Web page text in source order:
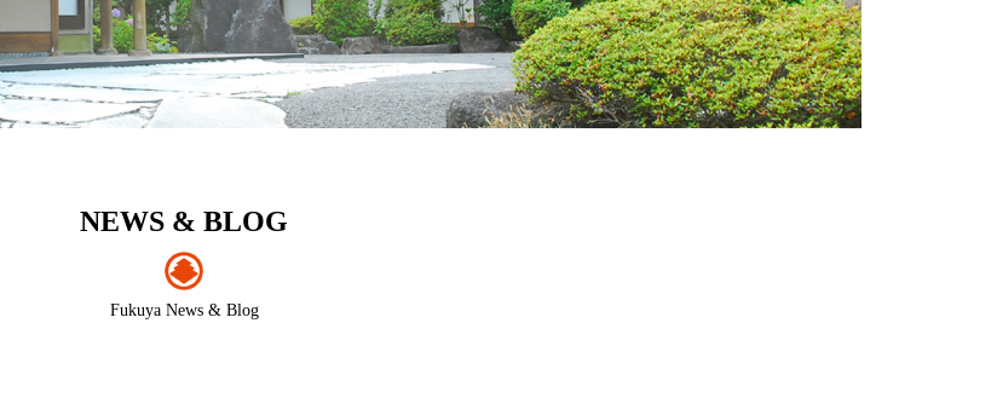
NEWS & BLOG
Fukuya News & Blog